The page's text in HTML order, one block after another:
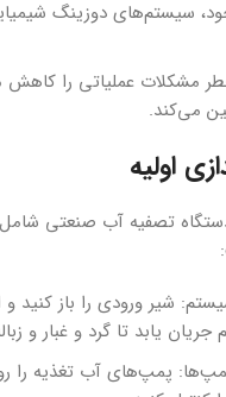
سیستم‌های دوزینگ
مشکلات عملیاتی را کاهش
می‌کند.
اولیه
تصفیه آب صنعتی
شیر ورودی را باز کنید و
یابد تا گرد و غبار و
پمپ‌های آب تغذیه را